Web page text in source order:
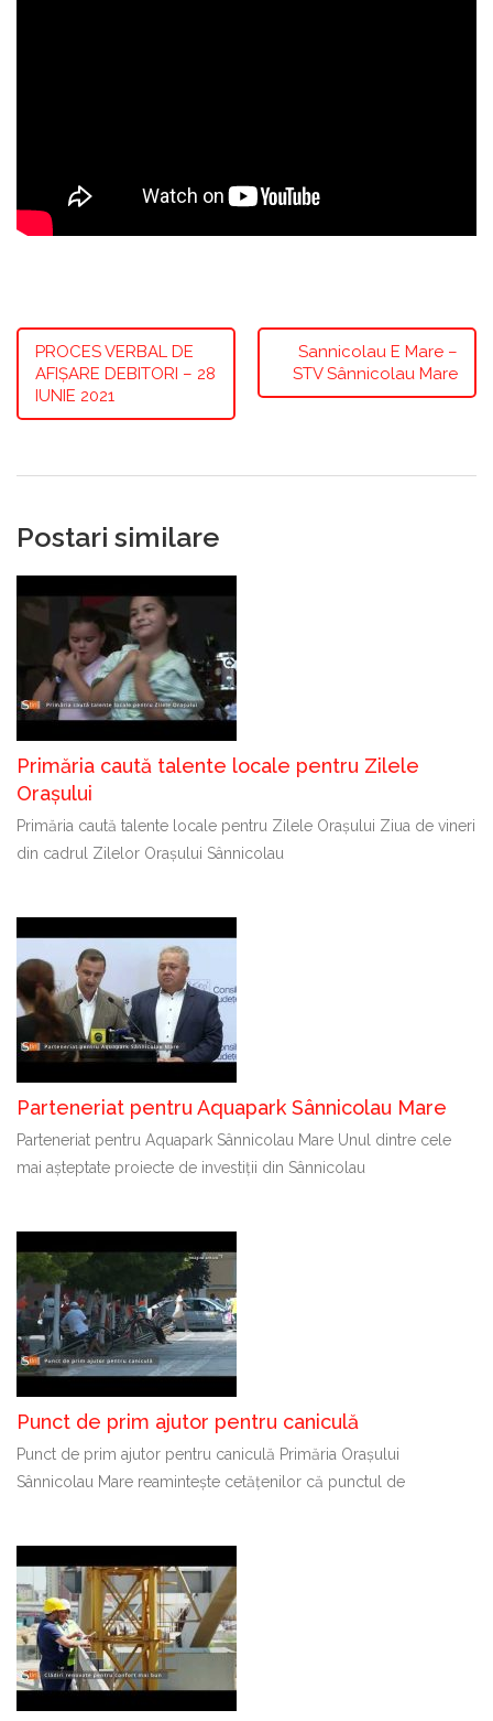
PROCES VERBAL DE
AFIȘARE DEBITORI – 28
IUNIE 2021
Sannicolau E Mare –
STV Sânnicolau Mare
Postari similare
Primăria caută talente locale pentru Zilele
Orașului
Primăria caută talente locale pentru Zilele Orașului Ziua de vineri
din cadrul Zilelor Orașului Sânnicolau
Parteneriat pentru Aquapark Sânnicolau Mare
Parteneriat pentru Aquapark Sânnicolau Mare Unul dintre cele
mai așteptate proiecte de investiții din Sânnicolau
Punct de prim ajutor pentru caniculă
Punct de prim ajutor pentru caniculă Primăria Orașului
Sânnicolau Mare reamintește cetățenilor că punctul de